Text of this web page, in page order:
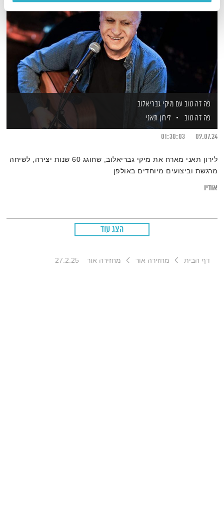
פה זה טוב עם מיקי גבריאלוב
פה זה טוב
לירון תאני
09.07.24
01:30:03
לירון תאני מארח את מיקי גבריאלוב, שחוגג 60 שנות יצירה, לשיחה
מרגשת וביצועים מיוחדים באולפן
אודיו
הצג עוד
דף הבית מחזירה אור מחזירה אור – 27.2.25